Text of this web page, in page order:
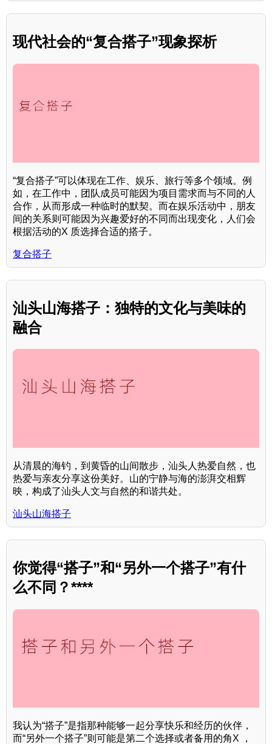
现代社会的“复合搭子”现象探析
“复合搭子”可以体现在工作、娱乐、旅行等多个领域。例
如，在工作中，团队成员可能因为项目需求而与不同的人
合作，从而形成一种临时的默契。而在娱乐活动中，朋友
间的关系则可能因为兴趣爱好的不同而出现变化，人们会
根据活动的X 质选择合适的搭子。
复合搭子
汕头山海搭子：独特的文化与美味的
融合
从清晨的海钓，到黄昏的山间散步，汕头人热爱自然，也
热爱与亲友分享这份美好。山的宁静与海的澎湃交相辉
映，构成了汕头人文与自然的和谐共处。
汕头山海搭子
你觉得“搭子”和“另外一个搭子”有什
么不同？****
我认为“搭子”是指那种能够一起分享快乐和经历的伙伴，
而“另外一个搭子”则可能是第二个选择或者备用的角X ，